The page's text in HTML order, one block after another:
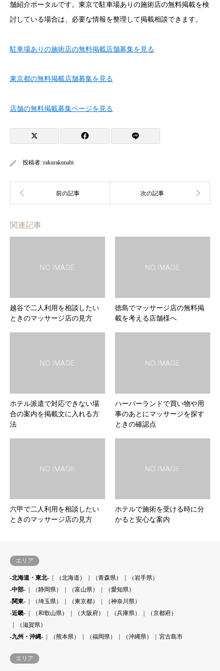
舗紹介ポータルです。東京で駐車場ありの施術店の無料掲載を検
討している場合は、必要な情報を整理して掲載相談できます。
駐車場ありの施術店の無料掲載店舗募集を見る
東京都の無料掲載店舗募集を見る
店舗の無料掲載募集ページを見る
投稿者: rakurakunabi
関連記事
越谷で二人利用を相談したい
ときのマッサージ店の見方
徳島でマッサージ店の無料掲
載を考える店舗様へ
ホテル派遣で対応できない場
合の案内を掲載文に入れる方
法
ハーバーランドで買い物や用
事のあとにマッサージを探す
ときの確認点
六甲で二人利用を相談したい
ときのマッサージ店の見方
ホテルで施術を受ける時に分
かると安心な案内
エリア
-北海道・東北- （北海道） （青森県）
（岩手県）
-中部-
（静岡県） （富山県）
（愛知県）
-関東-
（埼玉県） （東京都）
（神奈川県）
-近畿-
（和歌山県） （大阪府） （兵庫県）
（京都府）
（滋賀県）
-九州・沖縄-
（熊本県） （福岡県） （沖縄県） 宮古島市
エリア